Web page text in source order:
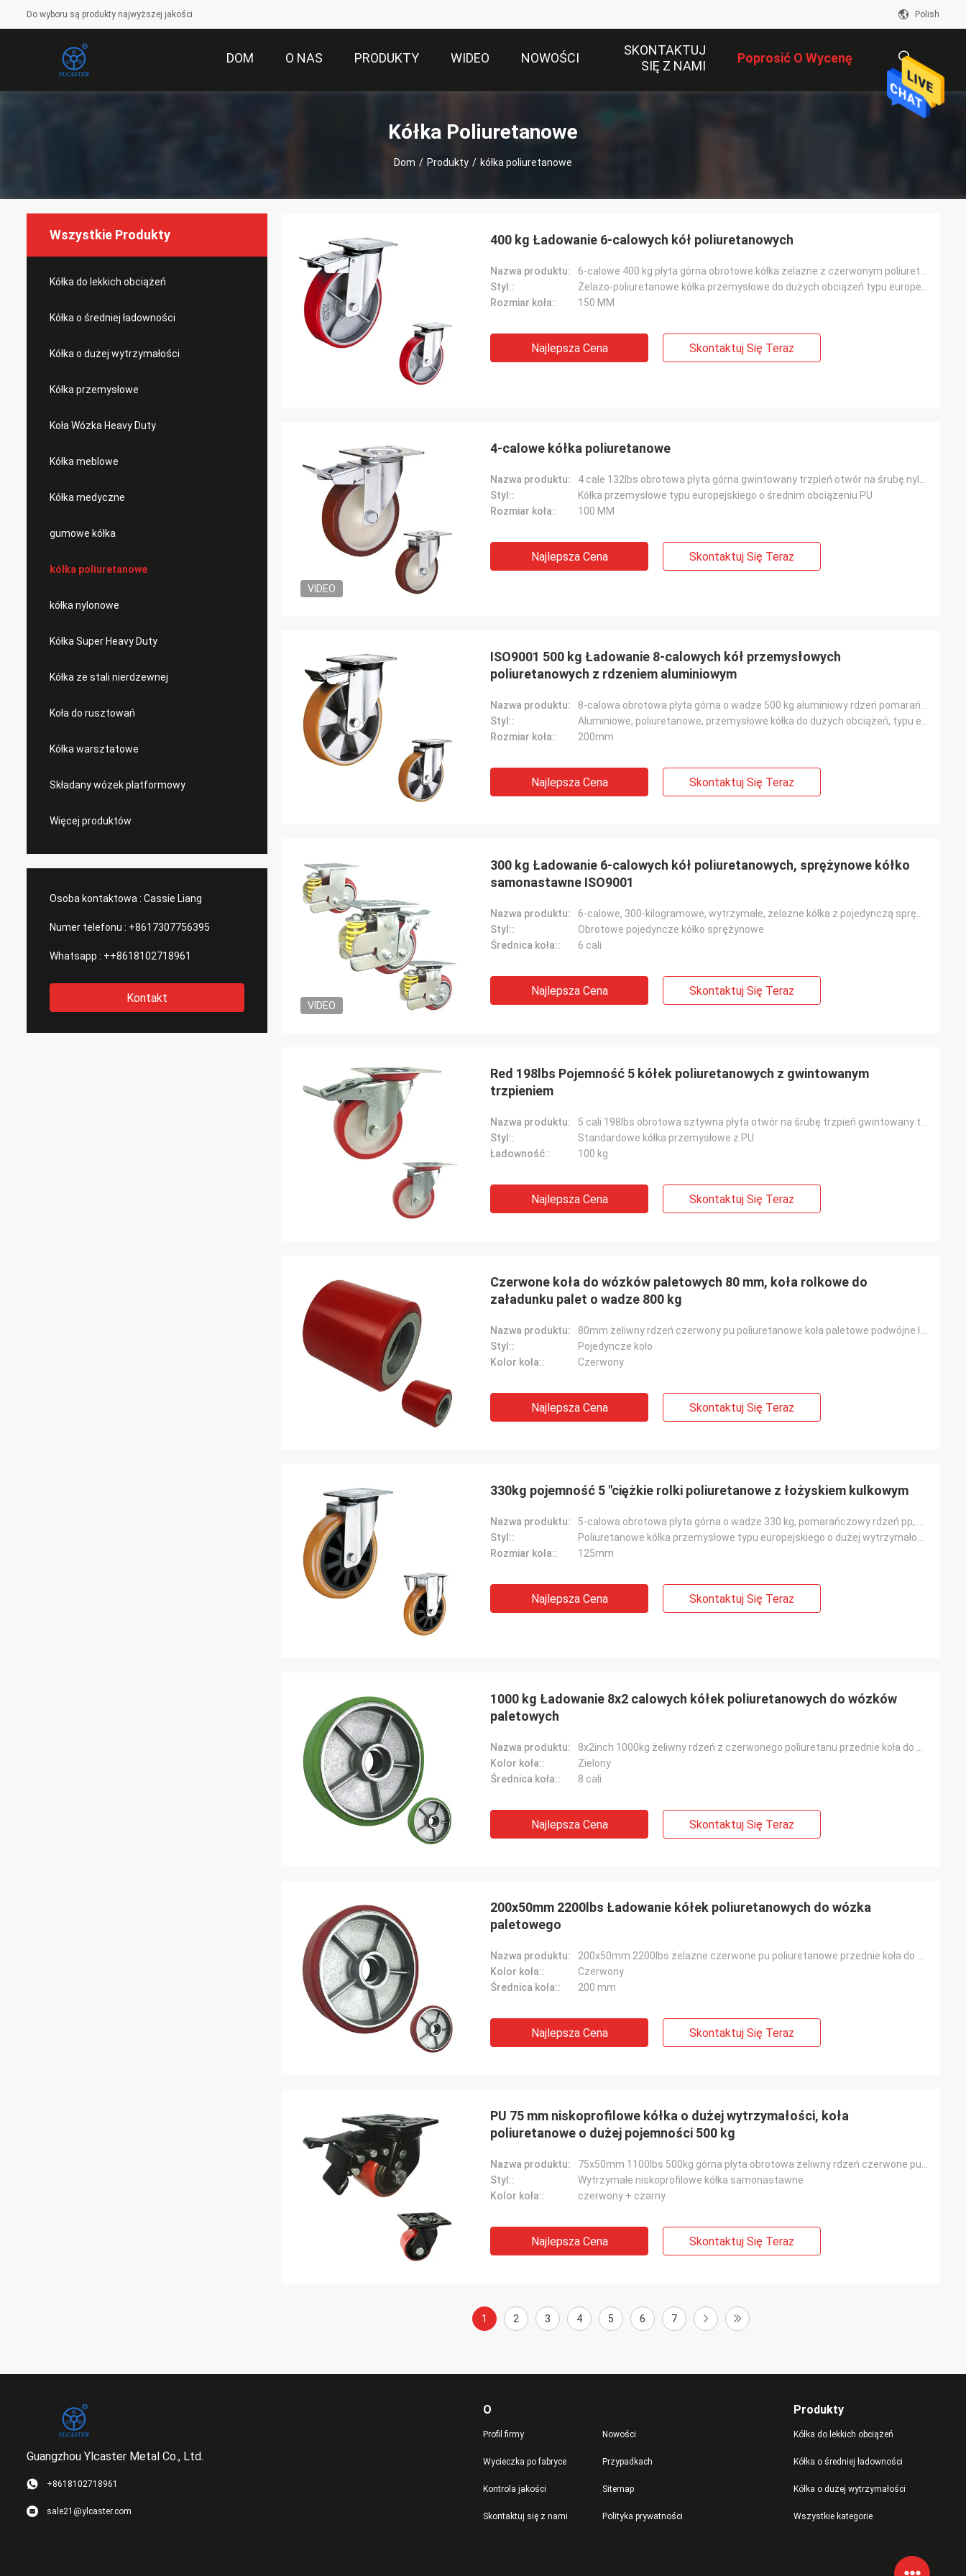
Do wyboru są produkty najwyższej jakości Polish
DOM O NAS PRODUKTY WIDEO NOWOŚCI
SKONTAKTUJ
SIĘ Z NAMI
Poprosić O Wycenę
Kółka Poliuretanowe
Dom / Produkty / kółka poliuretanowe
Wszystkie Produkty
Kółka do lekkich obciążeń
Kółka o średniej ładowności
Kółka o dużej wytrzymałości
Kółka przemysłowe
Koła Wózka Heavy Duty
Kółka meblowe
Kółka medyczne
gumowe kółka
kółka poliuretanowe
kółka nylonowe
Kółka Super Heavy Duty
Kółka ze stali nierdzewnej
Koła do rusztowań
Kółka warsztatowe
Składany wózek platformowy
Więcej produktów
Osoba kontaktowa : Cassie Liang
Numer telefonu : +8617307756395
Whatsapp : ++8618102718961
Kontakt
400 kg Ładowanie 6-calowych kół poliuretanowych
Nazwa produktu:
Styl::
Rozmiar koła::
150 MM
Najlepsza Cena Skontaktuj Się Teraz
VIDEO
4-calowe kółka poliuretanowe
Nazwa produktu:
Styl::
Kółka przemysłowe typu europejskiego o średnim obciążeniu PU
Rozmiar koła::
100 MM
Najlepsza Cena Skontaktuj Się Teraz
ISO9001 500 kg Ładowanie 8-calowych kół przemysłowych
poliuretanowych z rdzeniem aluminiowym
Nazwa produktu:
Styl::
Rozmiar koła::
200mm
Najlepsza Cena Skontaktuj Się Teraz
VIDEO
300 kg Ładowanie 6-calowych kół poliuretanowych, sprężynowe kółko
samonastawne ISO9001
Nazwa produktu:
Styl::
Obrotowe pojedyncze kółko sprężynowe
Średnica koła::
6 cali
Najlepsza Cena Skontaktuj Się Teraz
Red 198lbs Pojemność 5 kółek poliuretanowych z gwintowanym
trzpieniem
Nazwa produktu:
Styl::
Standardowe kółka przemysłowe z PU
Ładowność::
100 kg
Najlepsza Cena Skontaktuj Się Teraz
Czerwone koła do wózków paletowych 80 mm, koła rolkowe do
załadunku palet o wadze 800 kg
Nazwa produktu:
Styl::
Pojedyncze koło
Kolor koła::
Czerwony
Najlepsza Cena Skontaktuj Się Teraz
330kg pojemność 5 "ciężkie rolki poliuretanowe z łożyskiem kulkowym
Nazwa produktu:
Styl::
Rozmiar koła::
125mm
Najlepsza Cena Skontaktuj Się Teraz
1000 kg Ładowanie 8x2 calowych kółek poliuretanowych do wózków
paletowych
Nazwa produktu:
Kolor koła::
Zielony
Średnica koła::
8 cali
Najlepsza Cena Skontaktuj Się Teraz
200x50mm 2200lbs Ładowanie kółek poliuretanowych do wózka
paletowego
Nazwa produktu:
Kolor koła::
Czerwony
Średnica koła::
200 mm
Najlepsza Cena Skontaktuj Się Teraz
PU 75 mm niskoprofilowe kółka o dużej wytrzymałości, koła
poliuretanowe o dużej pojemności 500 kg
Nazwa produktu:
Styl::
Wytrzymałe niskoprofilowe kółka samonastawne
Kolor koła::
czerwony + czarny
Najlepsza Cena Skontaktuj Się Teraz
1 2 3 4 5 6 7
Guangzhou Ylcaster Metal Co., Ltd.
+8618102718961
sale21@ylcaster.com
O
Profil firmy
Wycieczka po fabryce
Kontrola jakości
Skontaktuj się z nami
Nowości
Przypadkach
Sitemap
Polityka prywatności
Produkty
Kółka do lekkich obciążeń
Kółka o średniej ładowności
Kółka o dużej wytrzymałości
Wszystkie kategorie